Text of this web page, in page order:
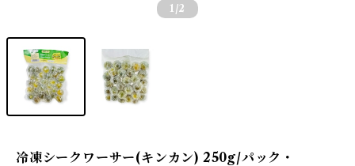
1 /2
冷凍シークワーサー(キンカン) 250g/パック・